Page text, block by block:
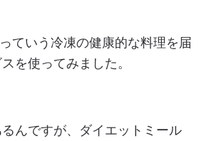
ていう冷凍の健康的な料理を届
を使ってみました。
んですが、ダイエットミール